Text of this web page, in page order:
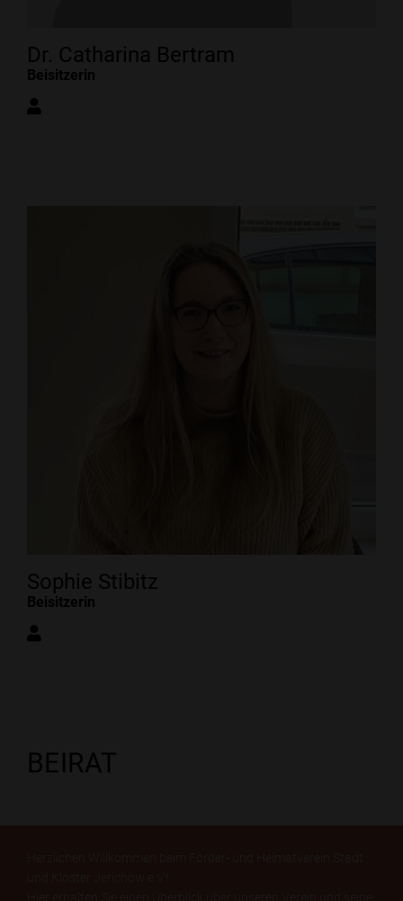
Dr. Catharina Bertram
Beisitzerin
Sophie Stibitz
Beisitzerin
BEIRAT